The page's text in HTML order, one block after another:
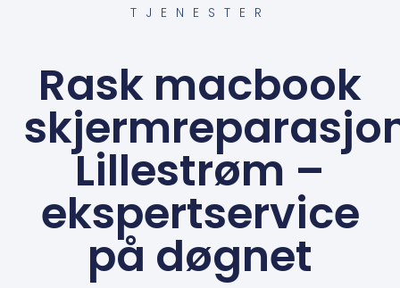
TJENESTER
Rask macbook
Lillestrøm –
ekspertservice
på døgnet